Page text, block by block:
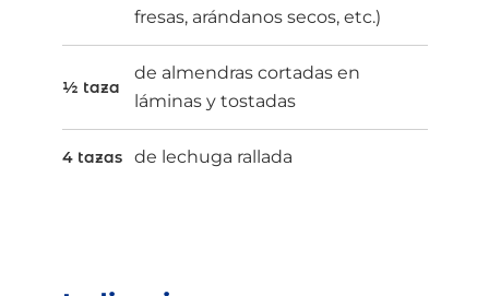
fresas, arándanos secos, etc.)
½ taza
de almendras cortadas en
láminas y tostadas
4 tazas de lechuga rallada